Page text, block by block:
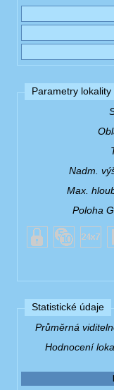
Parametry lokality
Nadm.
Max.
Poloha
Statistické údaje
Průměrná
Hodnocení